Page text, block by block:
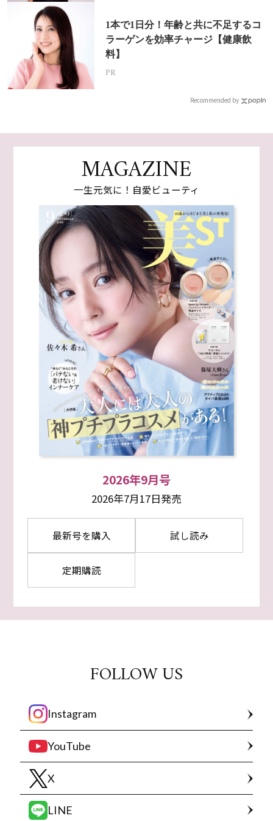
1本で1日分！年齢と共に不足するコ
ラーゲンを効率チャージ【健康飲
料】
PR
Recommended by
MAGAZINE
一生元気に！自愛ビューティ
2026年9月号
2026年7月17日発売
最新号を購入 試し読み
定期購読
FOLLOW US
Instagram
YouTube
X
LINE